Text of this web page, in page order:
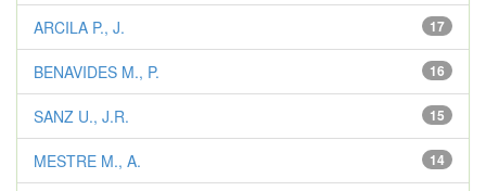
17
ARCILA P., J.
16
BENAVIDES M., P.
15
SANZ U., J.R.
14
MESTRE M., A.